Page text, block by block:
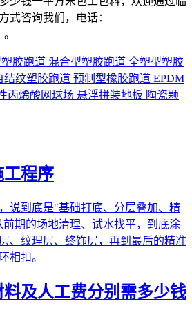
式咨询我们，电话：
胶跑道 混合型塑胶跑道 全塑型塑胶
结纹塑胶跑道 预制型橡胶跑道 EPDM
丙烯酸网球场 悬浮拼装地板 陶瓷颗
工程序
说到底是"基础打底、分层叠加、精
期的场地清理、试水找平，到底涂
、纹理层、终饰层，再到最后的精准
相扣。
及人工费分别需多少钱